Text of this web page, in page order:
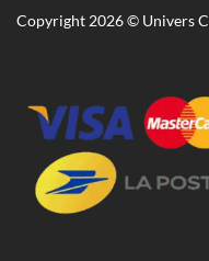
Copyright 2026 © Univers